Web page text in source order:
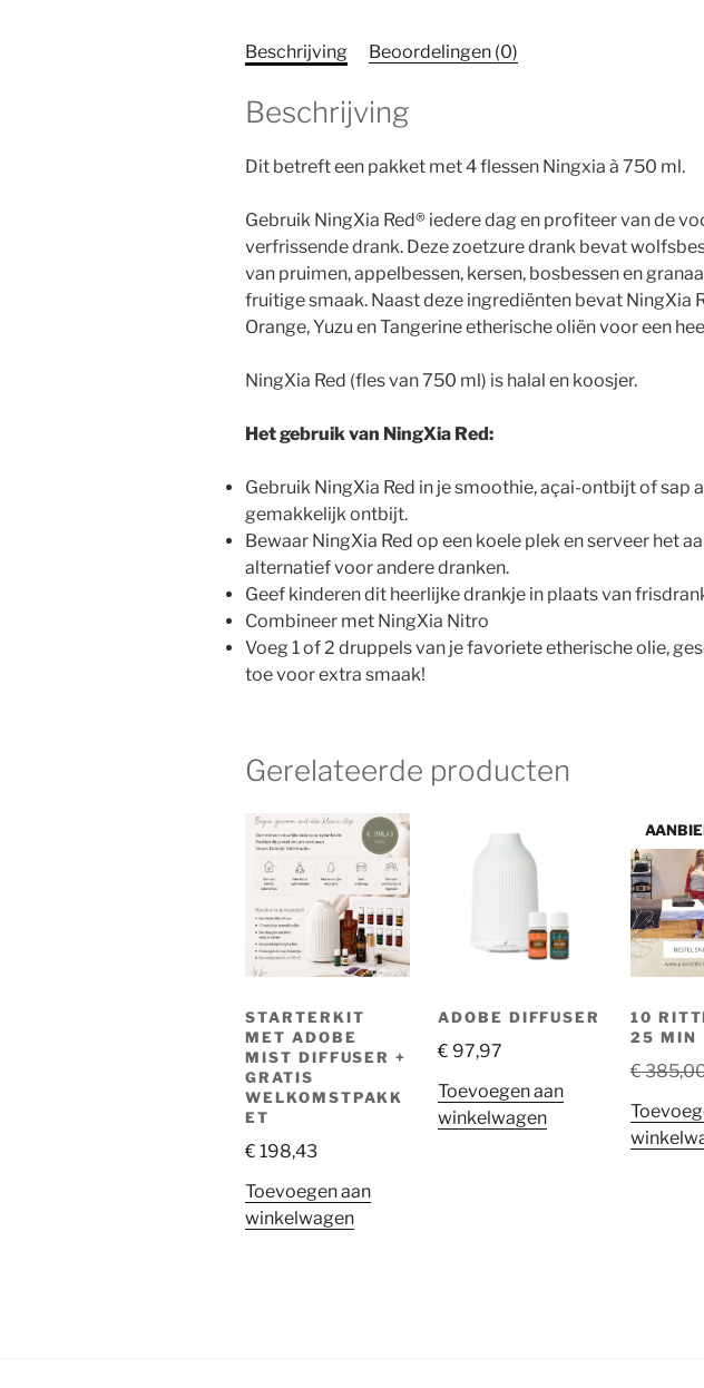
Beschrijving Beoordelingen (0)
Beschrijving
Dit betreft een pakket met 4 flessen Ningxia à 750 ml.
Gebruik NingXia Red® iedere dag en profiteer van de
verfrissende drank. Deze zoetzure drank bevat
van pruimen, appelbessen, kersen, bosbessen en
fruitige smaak. Naast deze ingrediënten bevat NingXia
Orange, Yuzu en Tangerine etherische oliën voor een
NingXia Red (fles van 750 ml) is halal en koosjer.
Het gebruik van NingXia Red:
Gebruik NingXia Red in je smoothie, açai-ontbijt of sap
gemakkelijk ontbijt.
Bewaar NingXia Red op een koele plek en serveer het
alternatief voor andere dranken.
Geef kinderen dit heerlijke drankje in plaats van
Combineer met NingXia Nitro
Voeg 1 of 2 druppels van je favoriete etherische olie,
toe voor extra smaak!
Gerelateerde producten
STARTERKIT
MET ADOBE
MIST DIFFUSER +
GRATIS
WELKOMSTPAKK
ET
€ 198,43
Toevoegen aan
winkelwagen
ADOBE DIFFUSER
€ 97,97
Toevoegen aan
winkelwagen
10
25 MIN
€